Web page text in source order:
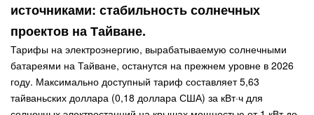
источниками: стабильность солнечных
проектов на Тайване.
Тарифы на электроэнергию, вырабатываемую солнечными
батареями на Тайване, останутся на прежнем уровне в 2026
году. Максимально доступный тариф составляет 5,63
тайваньских доллара (0,18 доллара США) за кВт·ч для